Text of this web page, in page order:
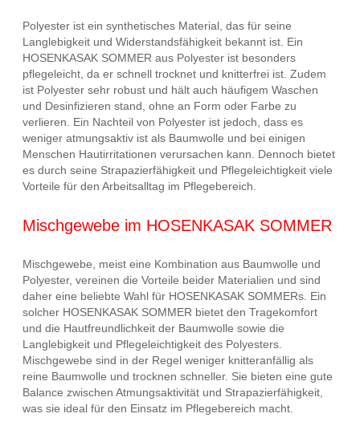
Polyester ist ein synthetisches Material, das für seine
Langlebigkeit und Widerstandsfähigkeit bekannt ist. Ein
HOSENKASAK SOMMER aus Polyester ist besonders
pflegeleicht, da er schnell trocknet und knitterfrei ist. Zudem
ist Polyester sehr robust und hält auch häufigem Waschen
und Desinfizieren stand, ohne an Form oder Farbe zu
verlieren. Ein Nachteil von Polyester ist jedoch, dass es
weniger atmungsaktiv ist als Baumwolle und bei einigen
Menschen Hautirritationen verursachen kann. Dennoch bietet
es durch seine Strapazierfähigkeit und Pflegeleichtigkeit viele
Vorteile für den Arbeitsalltag im Pflegebereich.
Mischgewebe im HOSENKASAK SOMMER
Mischgewebe, meist eine Kombination aus Baumwolle und
Polyester, vereinen die Vorteile beider Materialien und sind
daher eine beliebte Wahl für HOSENKASAK SOMMERs. Ein
solcher HOSENKASAK SOMMER bietet den Tragekomfort
und die Hautfreundlichkeit der Baumwolle sowie die
Langlebigkeit und Pflegeleichtigkeit des Polyesters.
Mischgewebe sind in der Regel weniger knitteranfällig als
reine Baumwolle und trocknen schneller. Sie bieten eine gute
Balance zwischen Atmungsaktivität und Strapazierfähigkeit,
was sie ideal für den Einsatz im Pflegebereich macht.